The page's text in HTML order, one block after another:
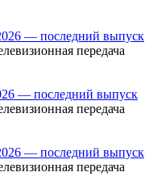
— последний выпуск
передача
— последний выпуск
передача
— последний выпуск
передача